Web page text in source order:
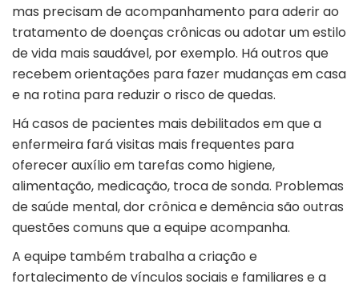
mas precisam de acompanhamento para aderir ao
tratamento de doenças crônicas ou adotar um estilo
de vida mais saudável, por exemplo. Há outros que
recebem orientações para fazer mudanças em casa
e na rotina para reduzir o risco de quedas.
Há casos de pacientes mais debilitados em que a
enfermeira fará visitas mais frequentes para
oferecer auxílio em tarefas como higiene,
alimentação, medicação, troca de sonda. Problemas
de saúde mental, dor crônica e demência são outras
questões comuns que a equipe acompanha.
A equipe também trabalha a criação e
fortalecimento de vínculos sociais e familiares e a